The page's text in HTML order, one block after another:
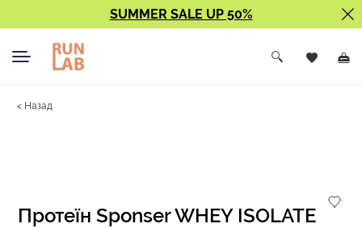
SUMMER SALE UP 50%
< Назад
Протеїн Sponser WHEY ISOLATE